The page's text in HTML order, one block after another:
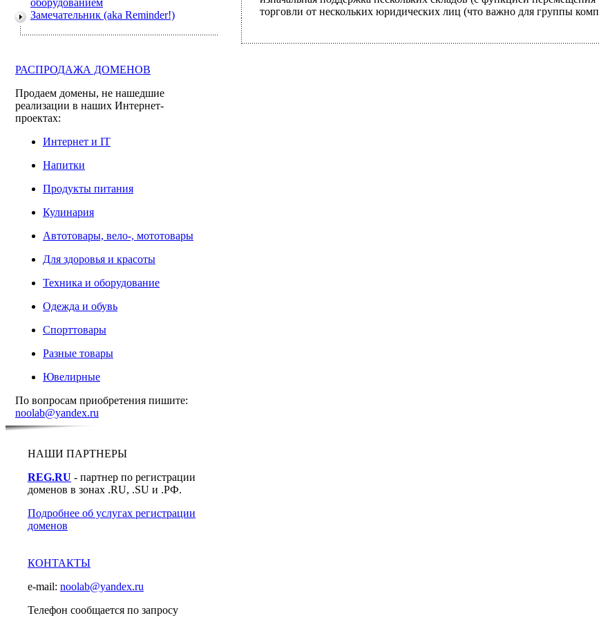
оборудованием
Замечательник (aka Reminder!)
РАСПРОДАЖА ДОМЕНОВ
Продаем домены, не нашедшие
реализации в наших Интернет-
проектах:
Интернет и IT
Напитки
Продукты питания
Кулинария
Автотовары, вело-, мототовары
Для здоровья и красоты
Техника и оборудование
Одежда и обувь
Спорттовары
Разные товары
Ювелирные
По вопросам приобретения пишите:
noolab@yandex.ru
НАШИ ПАРТНЕРЫ
REG.RU - партнер по регистрации
доменов в зонах .RU, .SU и .РФ.
Подробнее об услугах регистрации
доменов
КОНТАКТЫ
e-mail: noolab@yandex.ru
Телефон сообщается по запросу
торговли от нескольких юридических лиц (что важно для группы